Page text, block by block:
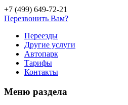
+7 (499) 649-72-21
Перезвонить Вам?
Переезды
Другие услуги
Автопарк
Тарифы
Контакты
Меню раздела